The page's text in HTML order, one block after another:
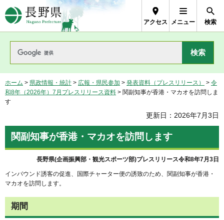
長野県Nagano Prefecture
アクセス メニュー 検索
ホーム > 県政情報・統計 > 広報・県民参加 > 発表資料（プレスリリース） > 令
和8年（2026年）7月プレスリリース資料 > 関副知事が香港・マカオを訪問しま
す
更新日：2026年7月3日
関副知事が香港・マカオを訪問します
長野県(企画振興部・観光スポーツ部)プレスリリース令和8年7月3日
インバウンド誘客の促進、国際チャーター便の誘致のため、関副知事が香港・
マカオを訪問します。
期間